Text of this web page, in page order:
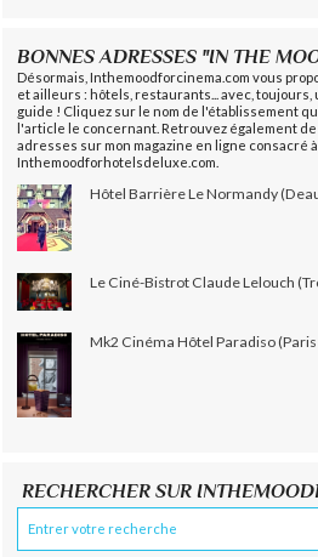
BONNES ADRESSES "IN THE
Désormais, Inthemoodforcinema.com vous
et ailleurs : hôtels, restaurants... avec, toujours,
guide ! Cliquez sur le nom de l'établissement
l'article le concernant. Retrouvez également
adresses sur mon magazine en ligne consacré
Inthemoodforhotelsdeluxe.com.
Hôtel Barrière Le Normandy
Le Ciné-Bistrot Claude Lelouch
Mk2 Cinéma Hôtel Paradiso (Paris
RECHERCHER SUR